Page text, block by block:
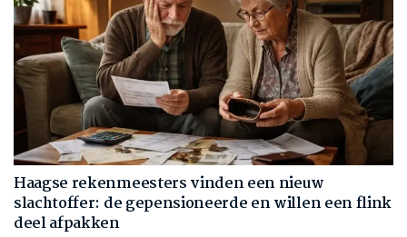
Haagse rekenmeesters vinden een nieuw
slachtoffer: de gepensioneerde en willen een flink
deel afpakken